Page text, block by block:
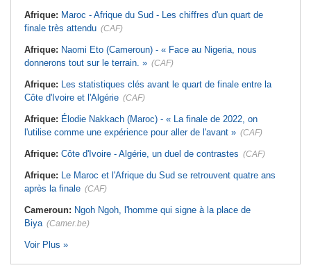
Afrique: Maroc - Afrique du Sud - Les chiffres d'un quart de
finale très attendu (CAF)
Afrique: Naomi Eto (Cameroun) - « Face au Nigeria, nous
donnerons tout sur le terrain. » (CAF)
Afrique: Les statistiques clés avant le quart de finale entre la
Côte d'Ivoire et l'Algérie (CAF)
Afrique: Élodie Nakkach (Maroc) - « La finale de 2022, on
l'utilise comme une expérience pour aller de l'avant » (CAF)
Afrique: Côte d'Ivoire - Algérie, un duel de contrastes (CAF)
Afrique: Le Maroc et l'Afrique du Sud se retrouvent quatre ans
après la finale (CAF)
Cameroun: Ngoh Ngoh, l'homme qui signe à la place de
Biya (Camer.be)
Voir Plus »